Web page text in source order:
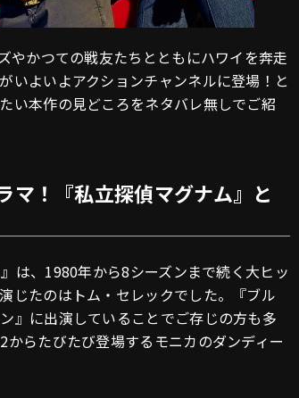
やかつての戦友たちとともにハワイを奔走
いよいよアクションチャンネルに登場！と
い本作の見どころをネタバレ無しでご紹
マ！『私立探偵マグナム』と
は、1980年から8シーズンまで続く大ヒッ
じたのはトム・セレックでした。『ブル
』に出演していることでご存じの方も多
らたびたび登場するモニカのダンディー